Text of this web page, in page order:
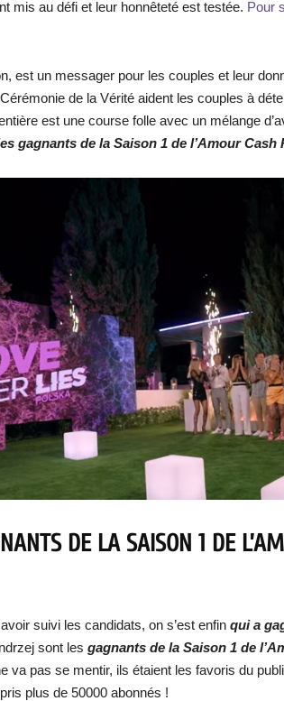
mis au défi et leur honnêteté est testée. Pour
est un messager pour les couples et leur
de la Vérité aident les couples à
est une course folle avec un mélange
gagnants de la Saison 1 de l’Amour Cash
DE LA SAISON 1 DE
suivi les candidats, on s’est enfin qui a
sont les gagnants de la Saison 1 de
va pas se mentir, ils étaient les favoris du
plus de 50000 abonnés !